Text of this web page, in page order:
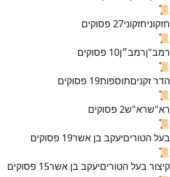
📜
חזקוניחזקוני27 פסוקים
📜
רמב"ןרמב״ן10 פסוקים
📜
הדר זקניםתוספות19 פסוקים
📜
רא"שרא"ש2 פסוקים
📜
בעל הטוריםיעקב בן אשר19 פסוקים
📜
קיצור בעל הטוריםיעקב בן אשר15 פסוקים